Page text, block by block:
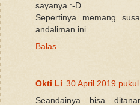
sayanya :-D
Sepertinya memang
andaliman ini.
Balas
Okti Li 30 April 2019
Seandainya bisa